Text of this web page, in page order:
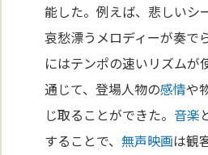
能した。例えば、悲しいシ
哀愁漂うメロディーが奏で
にはテンポの速いリズムが
通じて、登場人物の感情や
じ取ることができた。音楽
することで、無声映画は観